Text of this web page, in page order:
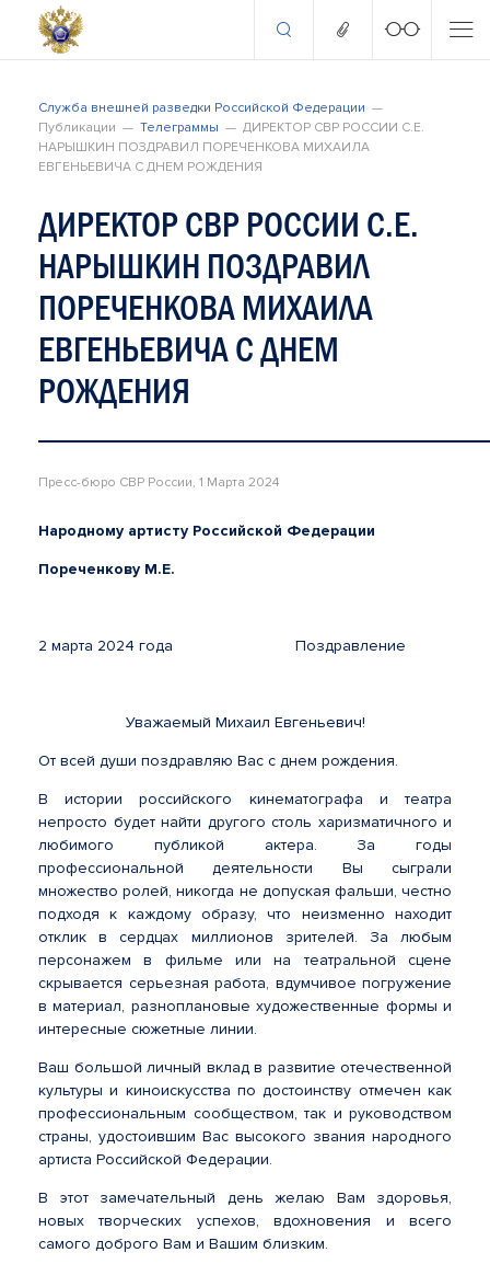
Служба внешней разведки Российской Федерации
Публикации
Телеграммы
ДИРЕКТОР СВР РОССИИ С.Е.
НАРЫШКИН ПОЗДРАВИЛ ПОРЕЧЕНКОВА МИХАИЛА
ЕВГЕНЬЕВИЧА С ДНЕМ РОЖДЕНИЯ
ДИРЕКТОР СВР РОССИИ С.Е.
НАРЫШКИН ПОЗДРАВИЛ
ПОРЕЧЕНКОВА МИХАИЛА
ЕВГЕНЬЕВИЧА С ДНЕМ
РОЖДЕНИЯ
Пресс-бюро СВР России, 1 Марта 2024
Народному артисту Российской Федерации
Пореченкову М.Е.
2 марта 2024 года Поздравление
Уважаемый Михаил Евгеньевич!
От всей души поздравляю Вас с днем рождения.
В истории российского кинематографа и театра
непросто будет найти другого столь харизматичного и
любимого публикой актера. За годы
профессиональной деятельности Вы сыграли
множество ролей, никогда не допуская фальши, честно
подходя к каждому образу, что неизменно находит
отклик в сердцах миллионов зрителей. За любым
персонажем в фильме или на театральной сцене
скрывается серьезная работа, вдумчивое погружение
в материал, разноплановые художественные формы и
интересные сюжетные линии.
Ваш большой личный вклад в развитие отечественной
культуры и киноискусства по достоинству отмечен как
профессиональным сообществом, так и руководством
страны, удостоившим Вас высокого звания народного
артиста Российской Федерации.
В этот замечательный день желаю Вам здоровья,
новых творческих успехов, вдохновения и всего
самого доброго Вам и Вашим близким.